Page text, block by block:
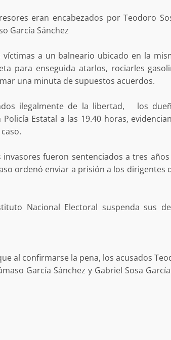
eran encabezados por Teodoro
García Sánchez
a un balneario ubicado en la
para enseguida atarlos, rociarles
una minuta de supuestos acuerdos.
ilegalmente de la libertad, los
Estatal a las 19.40 horas,
fueron sentenciados a tres
ordenó enviar a prisión a los dirigentes
Nacional Electoral suspenda sus
al confirmarse la pena, los acusados
García Sánchez y Gabriel Sosa